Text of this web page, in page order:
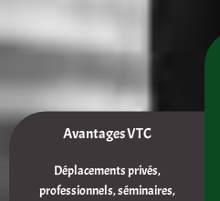
Avantages VTC
Déplacements privés,
professionnels, séminaires,